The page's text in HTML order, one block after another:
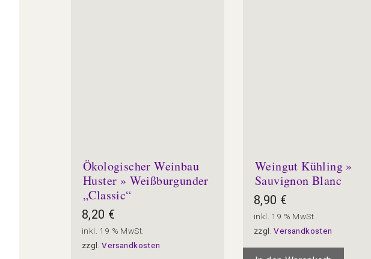
Ökologischer Weinbau
Huster » Weißburgunder
„Classic“
8,20 €
inkl. 19 % MwSt.
zzgl.Versandkosten
Weingut Kühling »
Sauvignon Blanc
8,90 €
inkl. 19 % MwSt.
zzgl.Versandkosten